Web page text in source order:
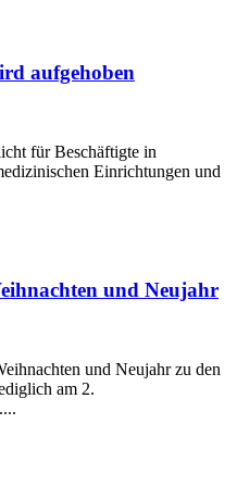
aufgehoben
für Beschäftigte in
Einrichtungen und
und Neujahr
und Neujahr zu den
am 2.